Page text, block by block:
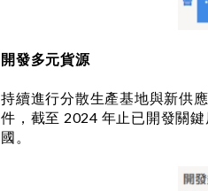
開發多元貨源
持續進行分散生產基地與新供
件，截至 2024 年止已開發關
國。